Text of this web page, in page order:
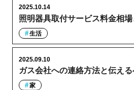
照明器具取付サービス料金相
2025.10.14
生活
ガス会社への連絡方法と伝え
2025.09.10
家